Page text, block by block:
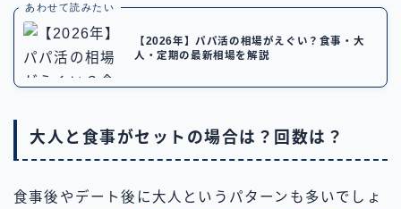
あわせて読みたい
【2026年】パパ活の相場がえぐい？食事・大
人・定期の最新相場を解説
大人と食事がセットの場合は？回数は？
食事後やデート後に大人というパターンも多いでしょ